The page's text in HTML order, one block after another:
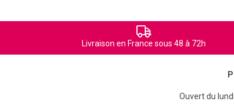
Livraison en France sous 48 à 72h
Ouvert du